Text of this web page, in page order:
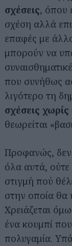
σχέσεις, όπου
σχέση αλλά
επαφές με
μπορούν να
που συνήθως
λιγότερο τη
σχέσεις χωρίς
θεωρείται
Προφανώς, δεν
όλα αυτά,
στιγμή πού
στην οποία θα
Χρειάζεται
ένα κουμπί
πολυγαμία.